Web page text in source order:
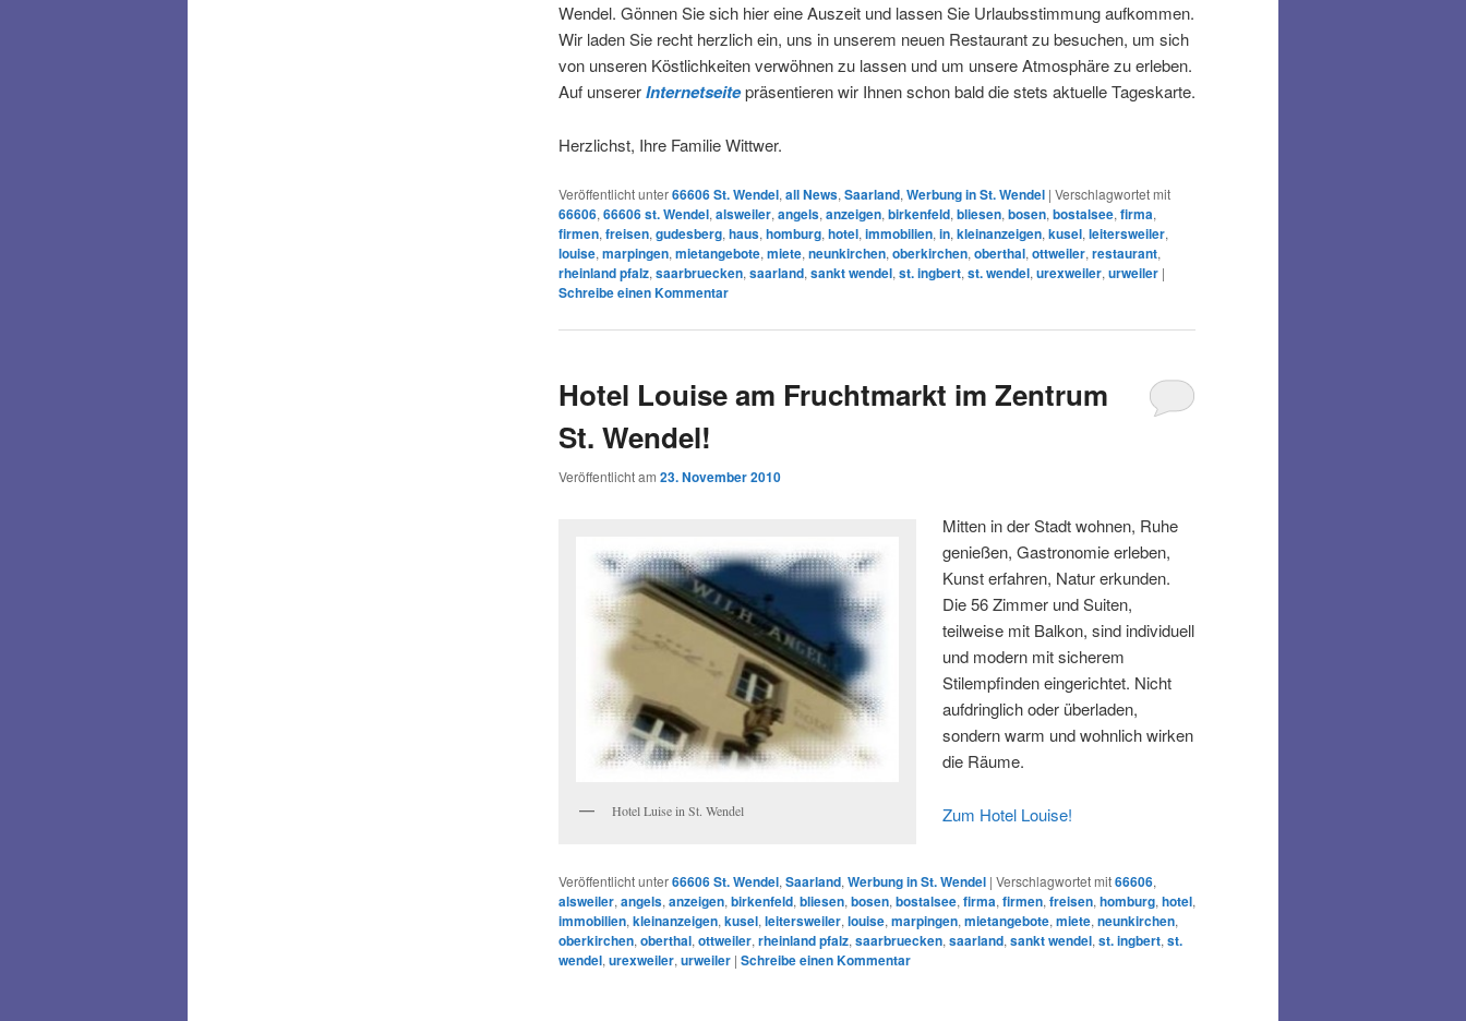
Wendel. Gönnen Sie sich hier eine Auszeit und lassen Sie Urlaubsstimmung aufkommen.
Wir laden Sie recht herzlich ein, uns in unserem neuen Restaurant zu besuchen, um sich
von unseren Köstlichkeiten verwöhnen zu lassen und um unsere Atmosphäre zu erleben.
Auf unsererInternetseitepräsentieren wir Ihnen schon bald die stets aktuelle Tageskarte.
Herzlichst, Ihre Familie Wittwer.
Veröffentlicht unter66606 St. Wendel, all News, Saarland, Werbung in St. Wendel | Verschlagwortet mit
66606, 66606 st. Wendel, alsweiler, angels, anzeigen, birkenfeld, bliesen, bosen, bostalsee, firma,
firmen, freisen, gudesberg, haus, homburg, hotel, immobilien, in, kleinanzeigen, kusel, leitersweiler,
louise, marpingen, mietangebote, miete, neunkirchen, oberkirchen, oberthal, ottweiler, restaurant,
rheinland pfalz, saarbruecken, saarland, sankt wendel, st. ingbert, st. wendel, urexweiler, urweiler |
Schreibe einen Kommentar
Hotel Louise am Fruchtmarkt im Zentrum
St. Wendel!
Veröffentlicht am 23. November 2010
Hotel Luise in St. Wendel
Mitten in der Stadt wohnen, Ruhe
genießen, Gastronomie erleben,
Kunst erfahren, Natur erkunden.
Die 56 Zimmer und Suiten,
teilweise mit Balkon, sind individuell
und modern mit sicherem
Stilempfinden eingerichtet. Nicht
aufdringlich oder überladen,
sondern warm und wohnlich wirken
die Räume.
Zum Hotel Louise!
Veröffentlicht unter66606 St. Wendel, Saarland, Werbung in St. Wendel | Verschlagwortet mit66606,
alsweiler, angels, anzeigen, birkenfeld, bliesen, bosen, bostalsee, firma, firmen, freisen, homburg, hotel,
immobilien, kleinanzeigen, kusel, leitersweiler, louise, marpingen, mietangebote, miete, neunkirchen,
oberkirchen, oberthal, ottweiler, rheinland pfalz, saarbruecken, saarland, sankt wendel, st. ingbert, st.
wendel, urexweiler, urweiler | Schreibe einen Kommentar